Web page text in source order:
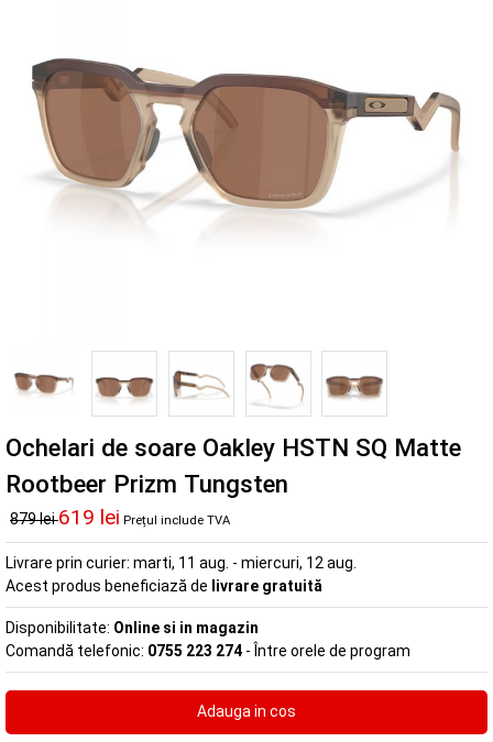
Ochelari de soare Oakley HSTN SQ Matte
Rootbeer Prizm Tungsten
879 lei619 lei Prețul include TVA
Livrare prin curier: marti, 11 aug. - miercuri, 12 aug.
Acest produs beneficiază de livrare gratuită
Disponibilitate: Online si in magazin
Comandă telefonic: 0755 223 274 - Între orele de program